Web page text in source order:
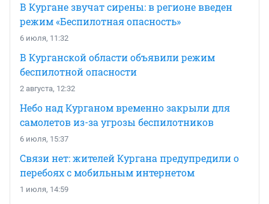
В Кургане звучат сирены: в регионе введен
режим «Беспилотная опасность»
6 июля, 11:32
В Курганской области объявили режим
беспилотной опасности
2 августа, 12:32
Небо над Курганом временно закрыли для
самолетов из-за угрозы беспилотников
6 июля, 15:37
Связи нет: жителей Кургана предупредили о
перебоях с мобильным интернетом
1 июля, 14:59